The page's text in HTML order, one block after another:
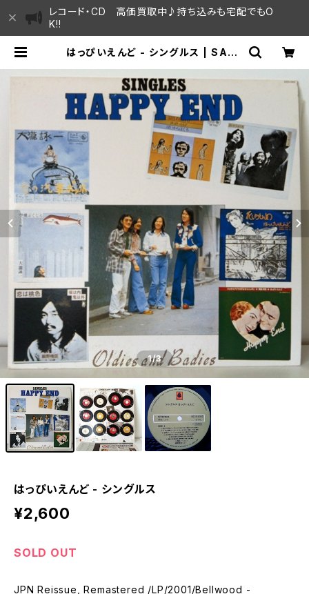
レコード・CD 高価買取中♪持ち込みも宅配でもO
K!!
はっぴいえんど - シングルス | SAYA
1/3
はっぴいえんど - シングルス
¥2,600
SOLD OUT
JPN Reissue, Remastered /LP/2001/Bellwood -